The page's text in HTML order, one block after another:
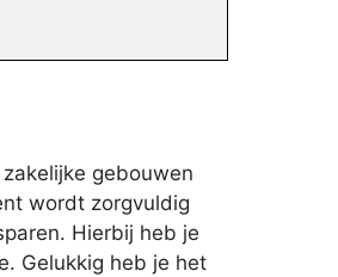
gebouwen
wordt zorgvuldig
Hierbij heb je
Gelukkig heb je het